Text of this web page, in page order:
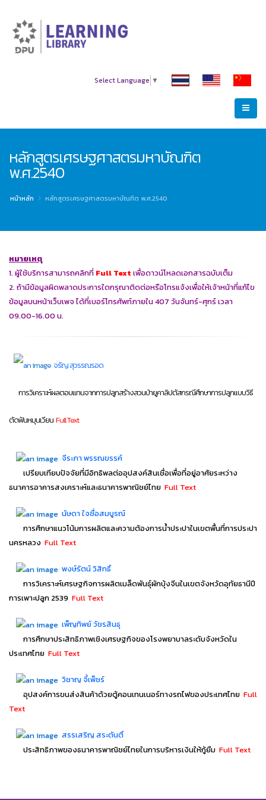
Select Language ▼
หลักสูตรเศรษฐศาสตรมหาบัณฑิต
พ.ศ.2540
หน้าหลัก หลักสูตรเศรษฐศาสตรมหาบัณฑิต พ.ศ.2540
หมายเหตุ
1. ผู้ใช้บริการสามารถคลิกที่ Full Text เพื่อดาวน์โหลดเอกสารฉบับเต็ม
2. ถ้ามีข้อมูลผิดพลาดประการใดกรุณาติดต่อหรือโทรแจ้งเพื่อให้เจ้าหน้าที่แก้ไข
ข้อมูลบนหน้าเว็บเพจ ได้ที่เบอร์โทรศัพท์ภายใน 407 วันจันทร์-ศุกร์ เวลา
09.00-16.00 น.
จรัญ สุวรรณรอด
การวิเคราะห์ผลตอบแทนจากการปลูกสร้างสวนป่ายูคาลิปตัสกรณีศึกษาการปลูกแบบวิธี
ตัดฟันหมุนเวียน Full Text
จีระภา พรรณขรรค์
เปรียบเทียบปัจจัยที่มีอิทธิพลต่ออุปสงค์สินเชื่อเพื่อที่อยู่อาศัยระหว่าง
ธนาคารอาคารสงเคราะห์และธนาคารพาณิชย์ไทย Full Text
นัษดา ใจซื่อสมบูรณ์
การศึกษาแนวโน้มการผลิตและความต้องการน้ำประปาในเขตพื้นที่การประปา
นครหลวง Full Text
พงษ์รัตน์ วิสิทธิ์
การวิเคราะห์เศรษฐกิจการผลิตเมล็ดพันธุ์ผักบุ้งจีนในเขตจังหวัดอุทัยธานีปี
การเพาะปลูก 2539 Full Text
เพ็ญทิพย์ วัชรสินธุ
การศึกษาประสิทธิภาพเชิงเศรษฐกิจของโรงพยาบาลระดับจังหวัดใน
ประเทศไทย Full Text
วิชาญ จี้เพ็ชร์
อุปสงค์การขนส่งสินค้าด้วยตู้คอนเทนเนอร์ทางรถไฟของประเทศไทย Full
Text
สรรเสริญ สระตันติ์
ประสิทธิภาพของธนาคารพาณิชย์ไทยในการบริหารเงินให้กู้ยืม Full Text